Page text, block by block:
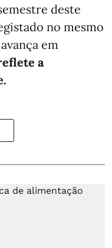
deste
no mesmo
em
a